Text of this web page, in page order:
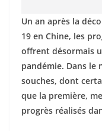
Un an après la
19 en Chine, les
offrent désormais
pandémie. Dans le
souches, dont
que la première,
progrès réalisés